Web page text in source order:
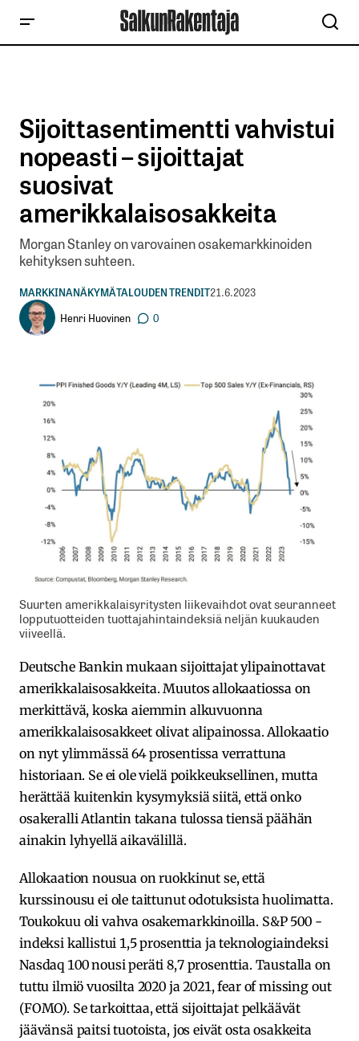
Sijoittasentimentti vahvistui
nopeasti – sijoittajat
suosivat
amerikkalaisosakkeita
Morgan Stanley on varovainen osakemarkkinoiden
kehityksen suhteen.
MARKKINANÄKYMÄTALOUDEN TRENDIT21.6.2023
Henri Huovinen
0
Suurten amerikkalaisyritysten liikevaihdot ovat seuranneet
lopputuotteiden tuottajahintaindeksiä neljän kuukauden
viiveellä.
Deutsche Bankin mukaan sijoittajat ylipainottavat
amerikkalaisosakkeita. Muutos allokaatiossa on
merkittävä, koska aiemmin alkuvuonna
amerikkalaisosakkeet olivat alipainossa. Allokaatio
on nyt ylimmässä 64 prosentissa verrattuna
historiaan. Se ei ole vielä poikkeuksellinen, mutta
herättää kuitenkin kysymyksiä siitä, että onko
osakeralli Atlantin takana tulossa tiensä päähän
ainakin lyhyellä aikavälillä.
Allokaation nousua on ruokkinut se, että
kurssinousu ei ole taittunut odotuksista huolimatta.
Toukokuu oli vahva osakemarkkinoilla. S&P 500 -
indeksi kallistui 1,5 prosenttia ja teknologiaindeksi
Nasdaq 100 nousi peräti 8,7 prosenttia. Taustalla on
tuttu ilmiö vuosilta 2020 ja 2021, fear of missing out
(FOMO). Se tarkoittaa, että sijoittajat pelkäävät
jäävänsä paitsi tuotoista, jos eivät osta osakkeita